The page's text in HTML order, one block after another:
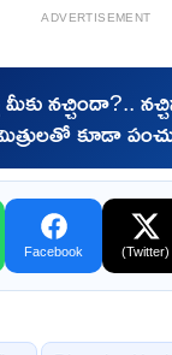
ADVERTISEMENT
నచ్చిందా?..
కూడా
Facebook (Twitter)